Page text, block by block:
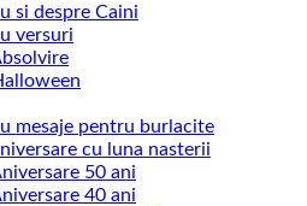
si despre Caini
versuri
mesaje pentru burlacite
cu luna nasterii
50 ani
40 ani